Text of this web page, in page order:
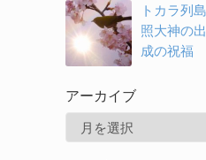
トカラ列
照大神の
成の祝福
アーカイブ